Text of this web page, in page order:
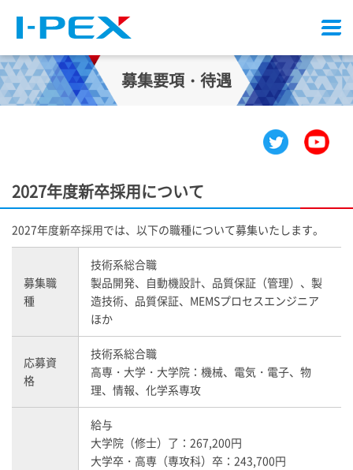
ニ
ュ
ー
募集要項・待遇
2027年度新卒採用について
2027年度新卒採用では、以下の職種について募集いたします。
募集職
種
技術系総合職
製品開発、自動機設計、品質保証（管理）、製
造技術、品質保証、MEMSプロセスエンジニア
ほか
応募資
格
技術系総合職
高専・大学・大学院：機械、電気・電子、物
理、情報、化学系専攻
給与
大学院（修士）了：267,200円
大学卒・高専（専攻科）卒：243,700円